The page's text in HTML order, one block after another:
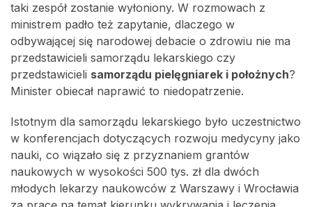
taki zespół zostanie wyłoniony. W rozmowach z
ministrem padło też zapytanie, dlaczego w
odbywającej się narodowej debacie o zdrowiu nie ma
przedstawicieli samorządu lekarskiego czy
przedstawicieli samorządu pielęgniarek i położnych?
Minister obiecał naprawić to niedopatrzenie.
Istotnym dla samorządu lekarskiego było uczestnictwo
w konferencjach dotyczących rozwoju medycyny jako
nauki, co wiązało się z przyznaniem grantów
naukowych w wysokości 500 tys. zł dla dwóch
młodych lekarzy naukowców z Warszawy i Wrocławia